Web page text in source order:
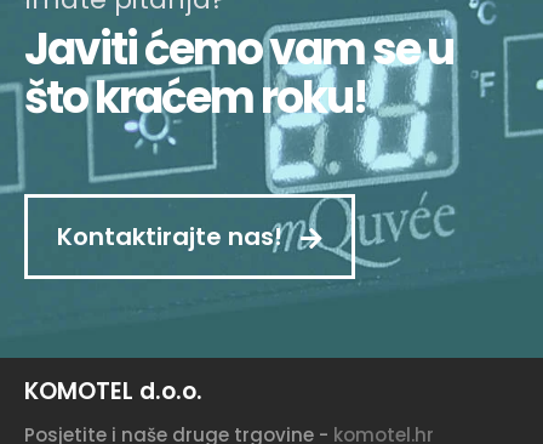
Javiti ćemo vam se u
što kraćem roku!
Kontaktirajte nas!
KOMOTEL d.o.o.
Posjetite i naše druge trgovine - komotel.hr